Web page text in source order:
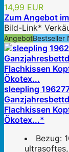
14,99 EUR
Zum Angebot
Bild-Link*
AngebotBestseller
sleepling
Flachkissen
Ökotex...*
Bezug: